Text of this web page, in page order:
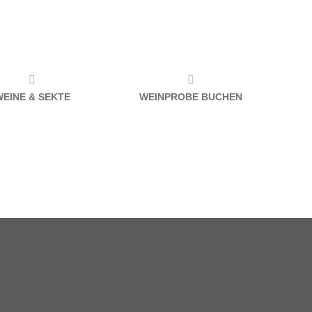
& SEKTE WEINPROBE BUCHEN